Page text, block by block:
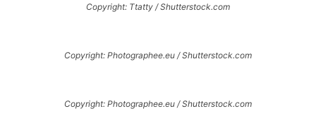
Copyright: Ttatty / Shutterstock.com
Copyright: Photographee.eu / Shutterstock.com
Copyright: Photographee.eu / Shutterstock.com